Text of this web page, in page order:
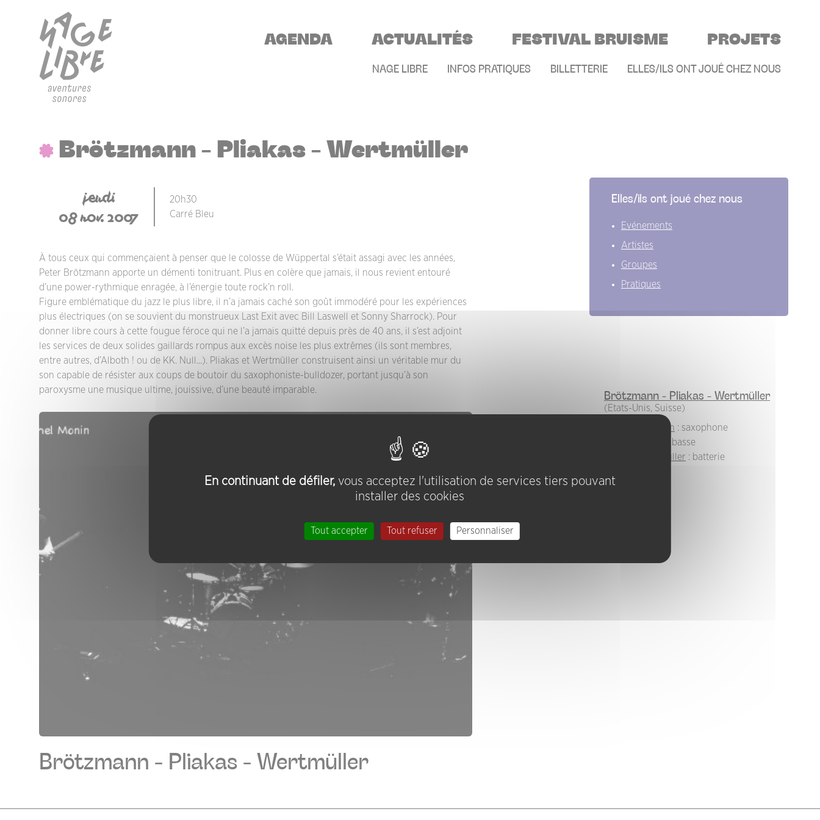
NAVIGATION PRINCIPALE
AGENDA ACTUALITÉS FESTIVAL BRUISME PROJETS
MENU SECONDAIRE
NAGE LIBRE INFOS PRATIQUES BILLETTERIE ELLES/ILS ONT JOUÉ CHEZ NOUS
Brötzmann - Pliakas - Wertmüller
jeudi
08 nov. 2007
20h30
Carré Bleu
À tous ceux qui commençaient à penser que le colosse de Wüppertal s’était assagi avec les années,
Peter Brötzmann apporte un démenti tonitruant. Plus en colère que jamais, il nous revient entouré
d’une power-rythmique enragée, à l’énergie toute rock’n roll.
Figure emblématique du jazz le plus libre, il n’a jamais caché son goût immodéré pour les expériences
plus électriques (on se souvient du monstrueux Last Exit avec Bill Laswell et Sonny Sharrock). Pour
donner libre cours à cette fougue féroce qui ne l’a jamais quitté depuis près de 40 ans, il s’est adjoint
les services de deux solides gaillards rompus aux excès noise les plus extrêmes (ils sont membres,
entre autres, d’Alboth ! ou de KK. Null...). Pliakas et Wertmüller construisent ainsi un véritable mur du
son capable de résister aux coups de boutoir du saxophoniste-bulldozer, portant jusqu’à son
paroxysme une musique ultime, jouissive, d’une beauté imparable.
Brötzmann - Pliakas - Wertmüller
Elles/ils ont joué chez nous
Evénements
Artistes
Groupes
Pratiques
Brötzmann - Pliakas - Wertmüller
(Etats-Unis, Suisse)
Peter Brotzmann : saxophone
: basse
Michael Wertmüller : batterie
En continuant de défiler,vous acceptez l'utilisation de services tiers pouvant
installer des cookies
Tout accepter Tout refuser Personnaliser